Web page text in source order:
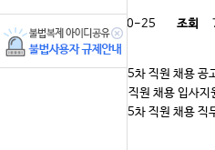
등록일 2024-10-25 조회
첨부
2024년 제5차 직원 채용
2024년 제5차 직원 채용 입사
2024년 제5차 직원 채용